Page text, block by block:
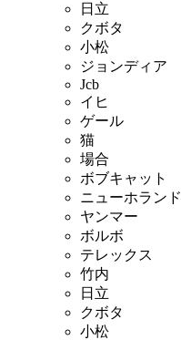
日立
クボタ
小松
ジョンディア
Jcb
イヒ
ゲール
猫
場合
ボブキャット
ニューホランド
ヤンマー
ボルボ
テレックス
竹内
日立
クボタ
小松